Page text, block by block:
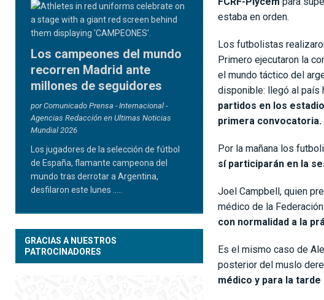
estaba en orden.
Los futbolistas
Primero ejecutaron la
el mundo táctico del
disponible: llegó al país
partidos en los
primera convocatoria.
Por la mañana los
sí participarán en la
Joel Campbell, quien
médico de la
con normalidad a la
Es el mismo caso de
posterior del muslo
médico y para la
Los campeones del mundo
recorren Madrid ante
millones de seguidores
por Comunicado Prensa - Internacional -
Agencias Redacción en Ultimas Noticias
Mundial 2026
Los jugadores de la selección de fútbol
de España, flamante campeona del
mundo tras derrotar a Argentina,
desfilaron este lunes
GRACIAS A NUESTROS
PATROCINADORES